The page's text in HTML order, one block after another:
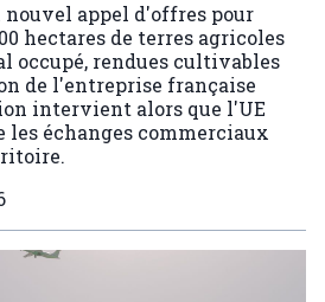
nouvel appel d'offres pour
hectares de terres agricoles
occupé, rendues cultivables
de l'entreprise française
intervient alors que l'UE
les échanges commerciaux